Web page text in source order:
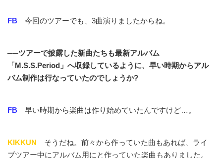
FB 今回のツアーでも、3曲演りましたからね。
──ツアーで披露した新曲たちも最新アルバム
「M.S.S.Period」へ収録しているように、早い時期からアル
バム制作は行なっていたのでしょうか?
FB 早い時期から楽曲は作り始めていたんですけど…。
KIKKUN
そうだね。前々から作っていた曲もあれば、ライ
ブツアー中にアルバム用にと作っていた楽曲もありました。